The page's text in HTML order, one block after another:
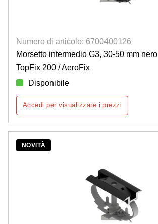
Numero di articolo: 6700400126
Morsetto intermedio G3, 30-50 mm nero
TopFix 200 / AeroFix
Disponibile
Accedi per visualizzare i prezzi
NOVITÀ